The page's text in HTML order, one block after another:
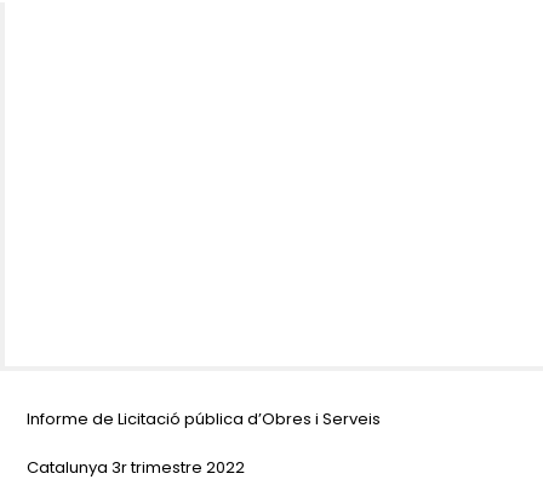
Informe de Licitació pública d’Obres i Serveis
Catalunya 3r trimestre 2022